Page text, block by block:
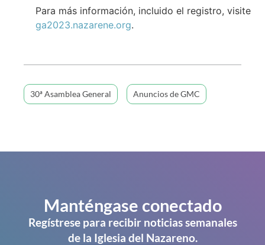
Para más información, incluido el registro, visite
ga2023.nazarene.org.
30ª Asamblea General Anuncios de GMC
Manténgase conectado
Regístrese para recibir noticias semanales
de la Iglesia del Nazareno.